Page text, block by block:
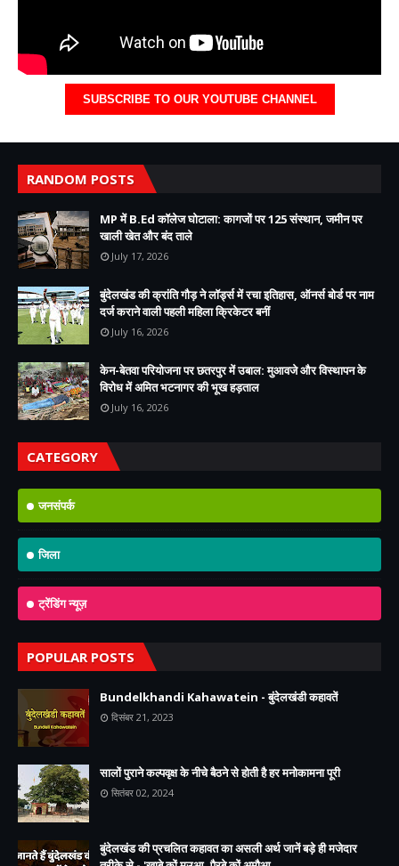
SUBSCRIBE TO OUR YOUTUBE CHANNEL
RANDOM POSTS
MP में B.Ed कॉलेज घोटाला: कागजों पर 125 संस्थान, जमीन पर
खाली खेत और बंद ताले
July 17, 2026
बुंदेलखंड की क्रांति गौड़ ने लॉर्ड्स में रचा इतिहास, ऑनर्स बोर्ड पर नाम
दर्ज कराने वाली पहली महिला क्रिकेटर बनीं
July 16, 2026
केन-बेतवा परियोजना पर छतरपुर में उबाल: मुआवजे और विस्थापन के
विरोध में अमित भटनागर की भूख हड़ताल
July 16, 2026
CATEGORY
जनसंपर्क
जिला
ट्रेंडिंग न्यूज़
POPULAR POSTS
Bundelkhandi Kahawatein - बुंदेलखंडी कहावतें
दिसंबर 21, 2023
सालों पुराने कल्पवृक्ष के नीचे बैठने से होती है हर मनोकामना पूरी
सितंबर 02, 2024
बुंदेलखंड की प्रचलित कहावत का असली अर्थ जानें बड़े ही मजेदार